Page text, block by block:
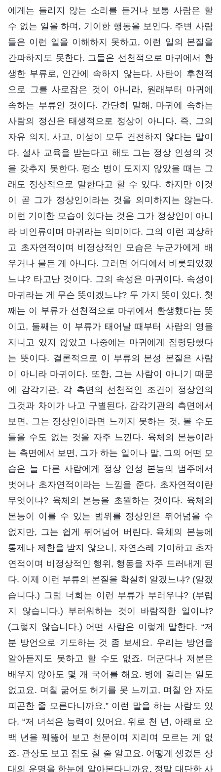
에게는 들리지 않는 소리를 듣거나 보통 사람은 할
수 없는 일을 하며, 기이한 행동을 보인다. 주변 사람
들은 이런 일을 이해하지 못하고, 이런 일의 본질을
간파하지도 못한다. 그들은 선천적으로 마귀에서 환
생한 부류로, 인간에 속하지 않는다. 사탄이 후천적
으로 그를 사로잡은 것이 아니라, 원래부터 마귀에
속하는 부류인 것이다. 간단히 말해, 마귀에 속하는
사람의 정신은 태생적으로 정상이 아니다. 즉, 그의
자유 의지, 사고, 이성이 모두 건전하지 않다는 말이
다. 설사 교육을 받는다고 해도 그는 정상 인성의 것
을 갖추지 못한다. 평소 병이 도지지 않았을 때는 그
래도 정상적으로 말한다고 할 수 있다. 하지만 이것
이 곧 그가 정상인이라는 것을 의미하지는 않는다.
이런 기이한 모습이 있다는 것은 그가 정상인이 아니
라 비인류이며 마귀라는 의미이다. 그의 이런 괴상하
고 초자연적이며 비정상적인 모습은 누군가에게 배
우거나 물든 게 아니다. 그러면 어디에서 비롯되었겠
느냐? 타고난 것이다. 그의 속성은 마귀이다. 속성이
마귀라는 게 무슨 뜻이겠느냐? 두 가지 뜻이 있다. 첫
째는 이 부류가 선천적으로 마귀에서 환생했다는 뜻
이고, 둘째는 이 부류가 태어날 때부터 사람의 영을
지니고 있지 않았고 나중에는 마귀에게 점령당했다
는 뜻이다. 결론적으로 이 부류의 본성 본질은 사람
이 아니라 마귀이다. 또한, 그는 사람이 아니기 때문
에 감각기관, 각 측면의 선천적인 조건이 정상인의
그것과 차이가 나고 구별된다. 감각기관의 측면에서
보면, 그는 정상인이라면 느끼지 못하는 것, 볼 수도
들을 수도 없는 것을 자주 느낀다. 육체의 본능이라
는 측면에서 보면, 그가 하는 일이나 말, 그의 어떤 모
습은 늘 다른 사람에게 정상 인성 본능의 범주에서
벗어나 초자연적이라는 느낌을 준다. 초자연적이란
무엇이냐? 육체의 본능을 초월하는 것이다. 육체의
본능이 이를 수 있는 범위를 정상인은 뛰어넘을 수
없지만, 그는 쉽게 뛰어넘어 버린다. 육체의 본능에
통제나 제한을 받지 않으니, 자연스레 기이하고 초자
연적이며 비정상적인 행위, 행동을 자주 드러내게 된
다. 이제 이런 부류의 본질을 확실히 알겠느냐? (알겠
습니다.) 그럼 너희는 이런 부류가 부러우냐? (부럽
지 않습니다.) 부러워하는 것이 바람직한 일이냐?
(그렇지 않습니다.) 어떤 사람은 이렇게 말한다. “저
분 방언으로 기도하는 것 좀 보세요. 우리는 방언을
알아듣지도 못하고 할 수도 없죠. 더군다나 저분은
배우지 않아도 몇 개 국어를 해요. 병에 걸리는 일도
없고요. 며칠 굶어도 허기를 못 느끼고, 며칠 안 자도
피곤한 줄 모른다니까요.” 이런 말을 하는 사람도 있
다. “저 녀석은 능력이 있어요. 위로 천 년, 아래로 오
백 년을 꿰뚫어 보고 천문이며 지리며 모르는 게 없
죠. 관상도 보고 점도 칠 줄 알고요. 어떻게 생겼든 상
대의 운명을 한눈에 알아본다니까요. 정말 대단한 사